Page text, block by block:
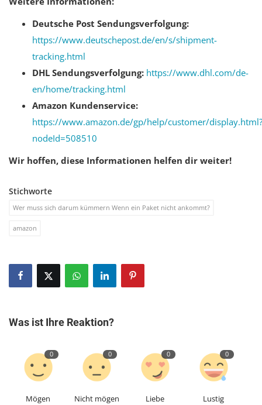
Deutsche Post Sendungsverfolgung:
https://www.deutschepost.de/en/s/shipment-
tracking.html
DHL Sendungsverfolgung: https://www.dhl.com/de-
en/home/tracking.html
Amazon Kundenservice:
https://www.amazon.de/gp/help/customer/display.html?
nodeId=508510
Wir hoffen, diese Informationen helfen dir weiter!
Stichworte
Wer muss sich darum kümmern Wenn ein Paket nicht ankommt?
amazon
Was ist Ihre Reaktion?
0
Mögen
0
Nicht mögen
0
Liebe
0
Lustig